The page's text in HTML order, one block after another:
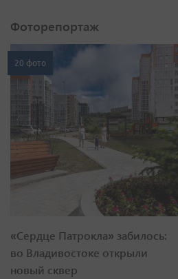
Фоторепортаж
20 фото
«Сердце Патрокла» забилось:
во Владивостоке открыли
новый сквер